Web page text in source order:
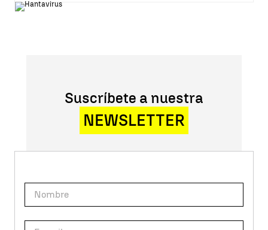
Suscríbete a nuestra
NEWSLETTER